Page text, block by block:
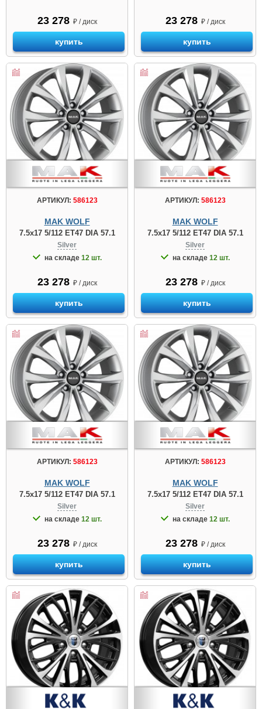
23 278 ₽ / диск
купить
23 278 ₽ / диск
купить
АРТИКУЛ: 586123
MAK WOLF
7.5x17 5/112 ET47 DIA 57.1
Silver
на складе 12 шт.
23 278 ₽ / диск
купить
АРТИКУЛ: 586123
MAK WOLF
7.5x17 5/112 ET47 DIA 57.1
Silver
на складе 12 шт.
23 278 ₽ / диск
купить
АРТИКУЛ: 586123
MAK WOLF
7.5x17 5/112 ET47 DIA 57.1
Silver
на складе 12 шт.
23 278 ₽ / диск
купить
АРТИКУЛ: 586123
MAK WOLF
7.5x17 5/112 ET47 DIA 57.1
Silver
на складе 12 шт.
23 278 ₽ / диск
купить